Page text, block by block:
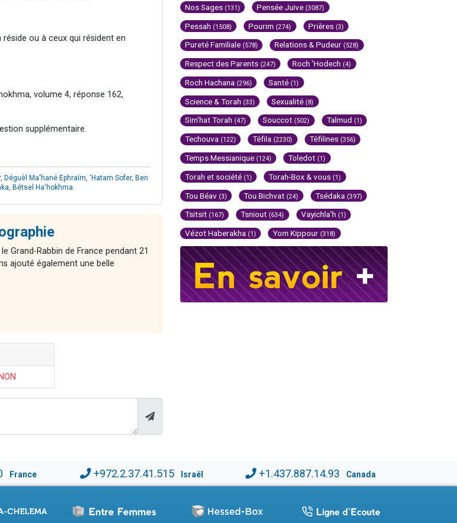
réside ou à ceux qui résident en
volume 4, réponse 162,
supplémentaire.
, Déguèl Ma'hané Ephraïm 'Hatam Sofer, Ben
Bétsel Ha'hokhma
Grand-Rabbin de France pendant 21
ajouté également une belle
NON
Nos Sages (131) Pensée Juive (3087)
Pessah (1508) Pourim (274) Prières (3)
Pureté Familiale (578) Relations & Pudeur (528)
Respect des Parents (247) Roch 'Hodech (4)
Roch Hachana (296) Santé (1)
Science & Torah (33) Sexualité (8)
Sim'hat Torah (47) Souccot (502) Talmud (1)
Techouva (122) Téfila (2230) Téfilines (356)
Temps Messianique (124) Toledot (1)
Torah et société (1) Torah-Box & vous (1)
Tou Béav (3) Tou Bichvat (24) Tsédaka (397)
Tsitsit (167) Tsniout (634) Vayichla'h (1)
Vézot Haberakha (1) Yom Kippour (318)
France +972.2.37.41.515 Israël +1.437.887.14.93 Canada